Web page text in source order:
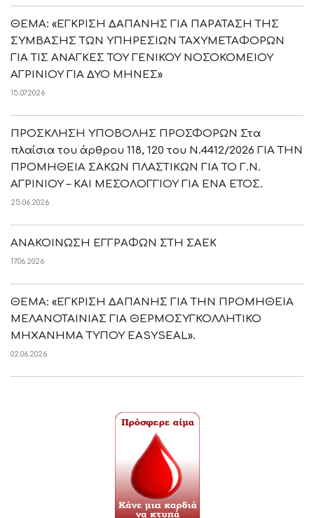
ΘΕΜΑ: «ΕΓΚΡΙΣΗ ΔΑΠΑΝΗΣ ΓΙΑ ΠΑΡΑΤΑΣΗ ΤΗΣ
ΣΥΜΒΑΣΗΣ ΤΩΝ ΥΠΗΡΕΣΙΩΝ ΤΑΧΥΜΕΤΑΦΟΡΩΝ
ΓΙΑ ΤΙΣ ΑΝΑΓΚΕΣ ΤΟΥ ΓΕΝΙΚΟΥ ΝΟΣΟΚΟΜΕΙΟΥ
ΑΓΡΙΝΙΟΥ ΓΙΑ ΔΥΟ ΜΗΝΕΣ»
15.07.2026
ΠΡΟΣΚΛΗΣΗ ΥΠΟΒΟΛΗΣ ΠΡΟΣΦΟΡΩΝ Στα
πλαίσια του άρθρου 118, 120 του Ν.4412/2026 ΓΙΑ ΤΗΝ
ΠΡΟΜΗΘΕΙΑ ΣΑΚΩΝ ΠΛΑΣΤΙΚΩΝ ΓΙΑ ΤΟ Γ.Ν.
ΑΓΡΙΝΙΟΥ – ΚΑΙ ΜΕΣΟΛΟΓΓΙΟΥ ΓΙΑ ΕΝΑ ΕΤΟΣ.
25.06.2026
ΑΝΑΚΟΙΝΩΣΗ ΕΓΓΡΑΦΩΝ ΣΤΗ ΣΑΕΚ
17.06.2026
ΘΕΜΑ: «ΕΓΚΡΙΣΗ ΔΑΠΑΝΗΣ ΓΙΑ ΤΗΝ ΠΡΟΜΗΘΕΙΑ
ΜΕΛΑΝΟΤΑΙΝΙΑΣ ΓΙΑ ΘΕΡΜΟΣΥΓΚΟΛΛΗΤΙΚΟ
ΜΗΧΑΝΗΜΑ ΤΥΠΟΥ EASYSEAL».
02.06.2026